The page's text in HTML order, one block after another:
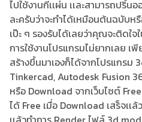
ไปใช้งานกี่เเผ่น เเละสามารถปริ้
ละครับว่าจะทำได้เหมือนต้นฉบับห
เป๊ะ ๆ รองรับได้เลยว่าคุณจะติดใ
การใช้งานโปรแกรมไม่ยากเลย เ
สร้างขึ้นมาเองก็ได้จากโปรแกรม
Tinkercad, Autodesk Fusion
หรือ Download จากเว็บไซต์
ได้ Free เมื่อ Download เสร็จเเ